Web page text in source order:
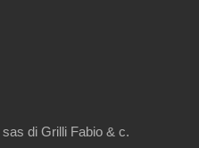
di Grilli Fabio & c.